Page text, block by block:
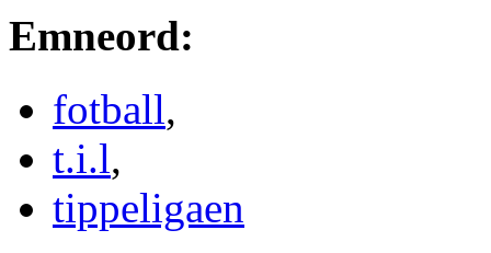
Emneord:
fotball,
t.i.l,
tippeligaen